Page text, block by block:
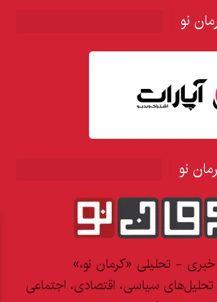
نو
نو
خبری - تحلیلی «کرمان نو،»
تحلیل‌های سیاسی، اقتصادی، اجتماعی